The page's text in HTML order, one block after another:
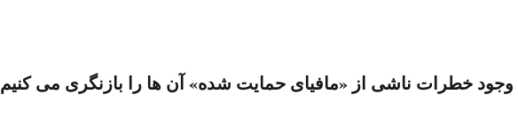
خطرات ناشی از «مافیای حمایت شده» آن ها را بازنگری می کنیم